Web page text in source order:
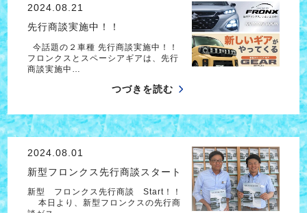
2024.08.21
先行商談実施中！！
今話題の２車種 先行商談実施中！！
フロンクスとスペーシアギアは、先行
商談実施中…
つづきを読む
2024.08.01
新型フロンクス先行商談スタート
新型 フロンクス先行商談 Start！！
本日より、新型フロンクスの先行商